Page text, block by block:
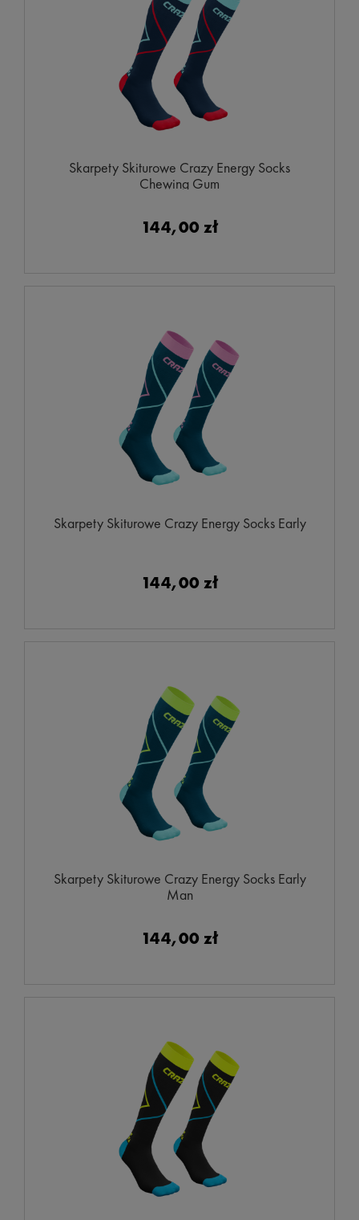
Skarpety Skiturowe Crazy Energy Socks
Chewing Gum
144,00 zł
Skarpety Skiturowe Crazy Energy Socks Early
144,00 zł
Skarpety Skiturowe Crazy Energy Socks Early
Man
144,00 zł